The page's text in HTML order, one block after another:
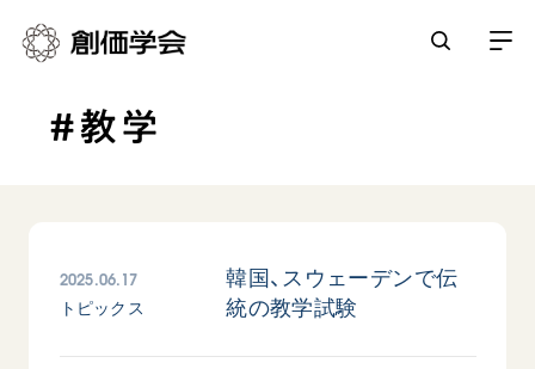
創価学会とは
祈り
御本尊
聖典
朝晩の祈り（勤行・唱題）
平和・文化・教育
世界の創価学会
#教学
2025.06.17
トピックス
韓国、スウェーデンで伝
統の教学試験